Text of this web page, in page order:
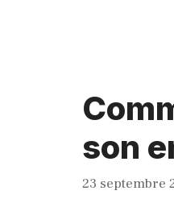
son
23 septembre